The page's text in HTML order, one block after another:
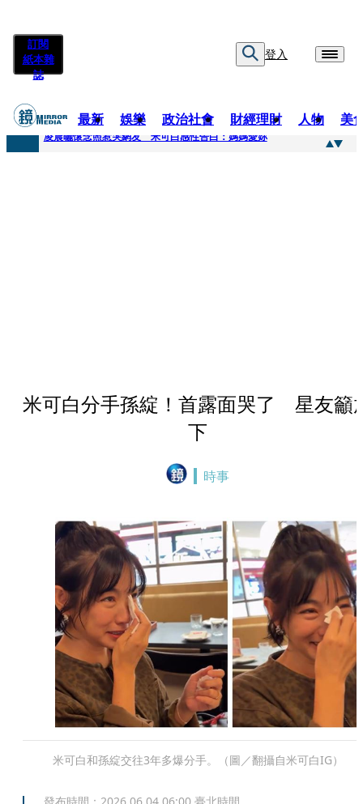
訂閱
紙本雜
誌
登入
最新 娛樂 政治社會 財經理財 人物 美
快訊
凌晨曬懷念照惹哭網友 米可白感性告白：媽媽愛妳
米可白分手孫綻！首露面哭了 星友籲
下
時事
米可白和孫綻交往3年多爆分手。（圖／翻攝自米可白IG）